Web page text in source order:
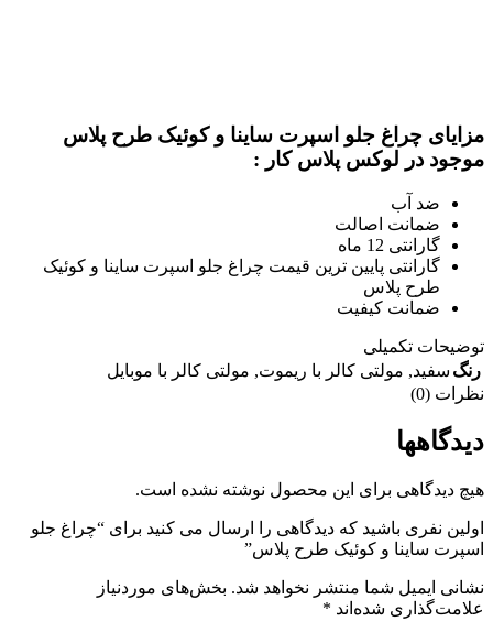
مزایای چراغ جلو اسپرت ساینا و کوئیک طرح پلاس
موجود در لوکس پلاس کار :
ضد آب
ضمانت اصالت
گارانتی 12 ماه
گارانتی پایین ترین قیمت چراغ جلو اسپرت ساینا و کوئیک
طرح پلاس
ضمانت کیفیت
توضیحات تکمیلی
رنگ سفید, مولتی کالر با ریموت, مولتی کالر با موبایل
نظرات (0)
دیدگاهها
هیچ دیدگاهی برای این محصول نوشته نشده است.
اولین نفری باشید که دیدگاهی را ارسال می کنید برای “چراغ جلو
اسپرت ساینا و کوئیک طرح پلاس”
نشانی ایمیل شما منتشر نخواهد شد. بخش‌های موردنیاز
علامت‌گذاری شده‌اند *